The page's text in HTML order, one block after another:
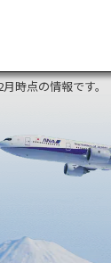
時点の情報です。